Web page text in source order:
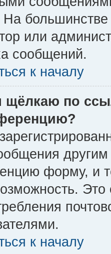
На
или
сообщений.
к началу
щёлкаю по
форму, и
Это
к началу